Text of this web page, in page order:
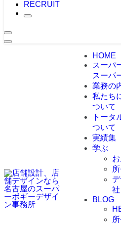
RECRUIT
HOME
スーパ
スーパ
業務の
私たち
ついて
トータ
ついて
実績集
学ぶ
社
BLOG